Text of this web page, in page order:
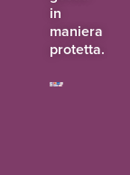
in
maniera
protetta.